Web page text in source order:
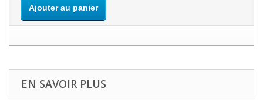
Ajouter au panier
EN SAVOIR PLUS